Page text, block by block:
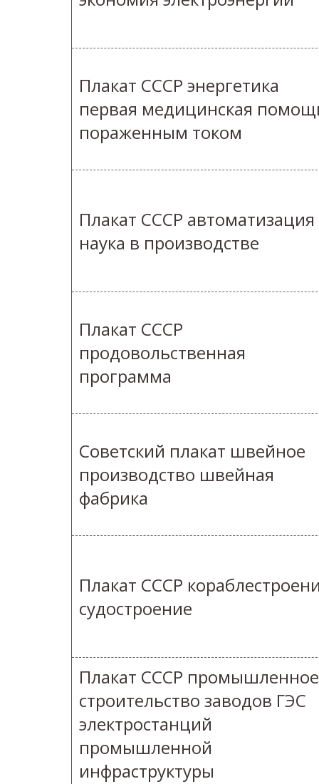
Плакат СССР энергетика
первая медицинская
пораженным током
Плакат СССР
наука в производстве
Плакат СССР
продовольственная
программа
Советский плакат швейное
производство швейная
фабрика
Плакат СССР
судостроение
Плакат СССР промышленное
строительство заводов ГЭС
электростанций
промышленной
инфраструктуры